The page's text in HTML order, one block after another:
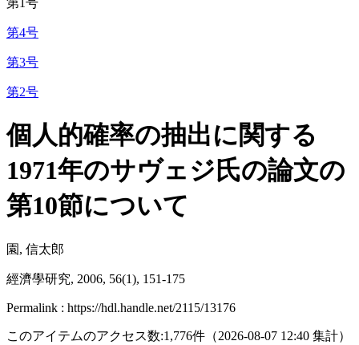
第4号
第3号
第2号
個人的確率の抽出に関する
1971年のサヴェジ氏の論文の
第10節について
園, 信太郎
經濟學研究, 2006, 56(1), 151-175
Permalink : https://hdl.handle.net/2115/13176
このアイテムのアクセス数:1,776件 （2026-08-07 12:40 集計）